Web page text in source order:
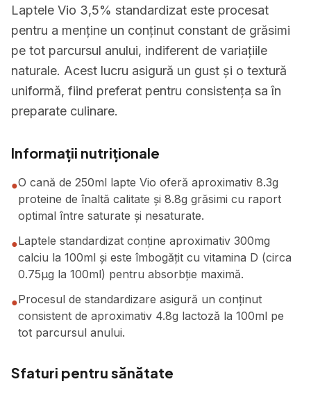
Laptele Vio 3,5% standardizat este procesat
pentru a menține un conținut constant de grăsimi
pe tot parcursul anului, indiferent de variațiile
naturale. Acest lucru asigură un gust și o textură
uniformă, fiind preferat pentru consistența sa în
preparate culinare.
Informații nutriționale
●O cană de 250ml lapte Vio oferă aproximativ 8.3g
proteine de înaltă calitate și 8.8g grăsimi cu raport
optimal între saturate și nesaturate.
●Laptele standardizat conține aproximativ 300mg
calciu la 100ml și este îmbogățit cu vitamina D (circa
0.75μg la 100ml) pentru absorbție maximă.
●Procesul de standardizare asigură un conținut
consistent de aproximativ 4.8g lactoză la 100ml pe
tot parcursul anului.
Sfaturi pentru sănătate